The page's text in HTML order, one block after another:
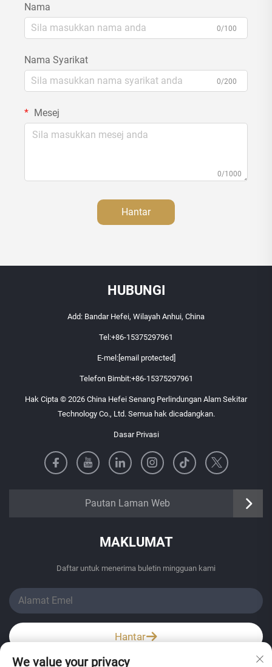
Nama
0/100
Nama Syarikat
0/200
Mesej
0/1000
Hantar
HUBUNGI
Add: Bandar Hefei, Wilayah Anhui, China
Tel:+86-15375297961
E-mel:[email protected]
Telefon Bimbit:+86-15375297961
Hak Cipta © 2026 China Hefei Senang Perlindungan Alam Sekitar
Technology Co., Ltd. Semua hak dicadangkan.
Dasar Privasi
Pautan Laman Web
https://senangbz.en.alibaba.com
MAKLUMAT
Daftar untuk menerima buletin mingguan kami
Hantar
We value your privacy